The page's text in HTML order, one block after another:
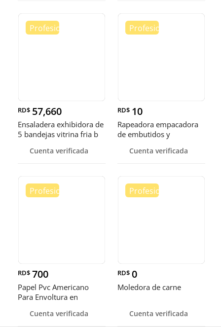
RD$ 57,660
Ensaladera exhibidora de
5 bandejas vitrina fria b
Cuenta verificada
RD$ 10
Rapeadora empacadora
de embutidos y
Cuenta verificada
RD$ 700
Papel Pvc Americano
Para Envoltura en
pulgadas
Cuenta verificada
RD$ 0
Moledora de carne
Cuenta verificada